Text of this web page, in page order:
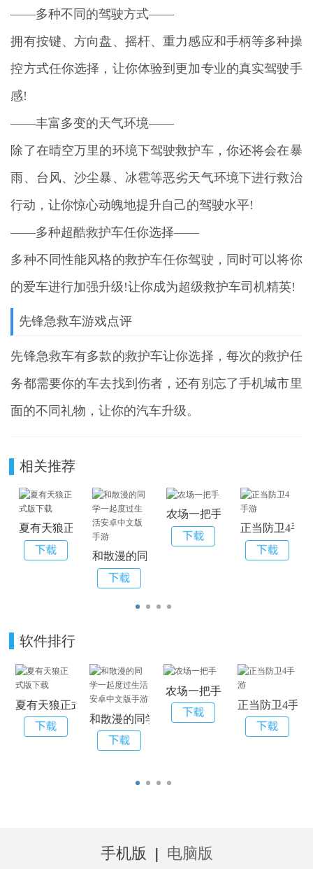
——多种不同的驾驶方式——
拥有按键、方向盘、摇杆、重力感应和手柄等多种操
控方式任你选择，让你体验到更加专业的真实驾驶手
感!
——丰富多变的天气环境——
除了在晴空万里的环境下驾驶救护车，你还将会在暴
雨、台风、沙尘暴、冰雹等恶劣天气环境下进行救治
行动，让你惊心动魄地提升自己的驾驶水平!
——多种超酷救护车任你选择——
多种不同性能风格的救护车任你驾驶，同时可以将你
的爱车进行加强升级!让你成为超级救护车司机精英!
先锋急救车游戏点评
先锋急救车有多款的救护车让你选择，每次的救护任
务都需要你的车去找到伤者，还有别忘了手机城市里
面的不同礼物，让你的汽车升级。
相关推荐
夏有天狼正式版下载
和散漫的同学一起度过生活安卓中文版手游
农场一把手
正当防卫4手游
软件排行
夏有天狼正式版下载
和散漫的同学一起度过生活安卓中文版手游
农场一把手
正当防卫4手游
手机版 | 电脑版